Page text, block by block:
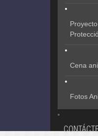
Cena
Fotos